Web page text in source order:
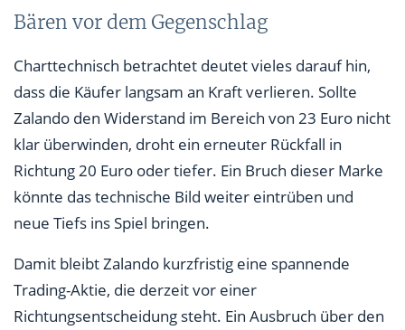
Bären vor dem Gegenschlag
Charttechnisch betrachtet deutet vieles darauf hin,
dass die Käufer langsam an Kraft verlieren. Sollte
Zalando den Widerstand im Bereich von 23 Euro nicht
klar überwinden, droht ein erneuter Rückfall in
Richtung 20 Euro oder tiefer. Ein Bruch dieser Marke
könnte das technische Bild weiter eintrüben und
neue Tiefs ins Spiel bringen.
Damit bleibt Zalando kurzfristig eine spannende
Trading-Aktie, die derzeit vor einer
Richtungsentscheidung steht. Ein Ausbruch über den